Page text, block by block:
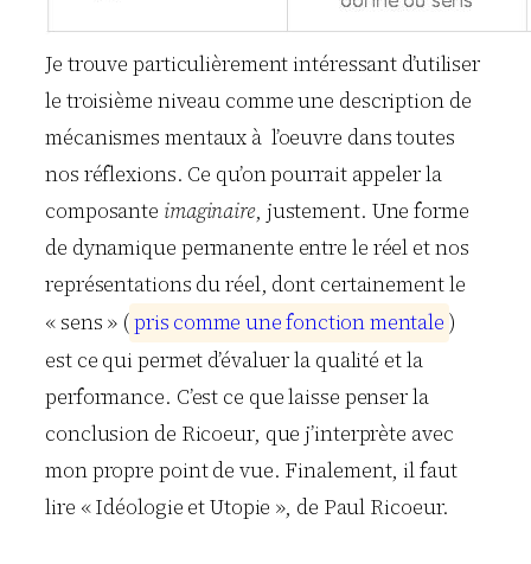
Je trouve particulièrement intéressant d’utiliser
le troisième niveau comme une description de
mécanismes mentaux à l’oeuvre dans toutes
nos réflexions. Ce qu’on pourrait appeler la
composante imaginaire, justement. Une forme
de dynamique permanente entre le réel et nos
représentations du réel, dont certainement le
« sens » (pris comme unefonctionmentale )
est ce qui permet d’évaluer la qualité et la
performance. C’est ce que laisse penser la
conclusion de Ricoeur, que j’interprète avec
mon propre point de vue. Finalement, il faut
lire « Idéologie et Utopie », de Paul Ricoeur.